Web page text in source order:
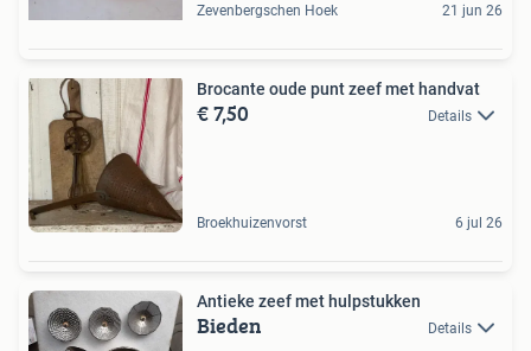
Zevenbergschen Hoek 21 jun 26
Brocante oude punt zeef met handvat
€ 7,50 Details
Broekhuizenvorst 6 jul 26
Antieke zeef met hulpstukken
Bieden Details